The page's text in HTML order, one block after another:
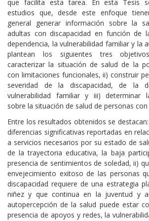
que facilita esta tarea. En esta Tesis
estudios que, desde este enfoque
general generar información sobre la
adultas con discapacidad en función de
dependencia, la vulnerabilidad familiar y la
plantean los siguientes tres
caracterizar la situación de salud de la
con limitaciones funcionales, ii) construir
severidad de la discapacidad, de la
vulnerabilidad familiar y iii) determinar
sobre la situación de salud de personas con
Entre los resultados obtenidos se
diferencias significativas reportadas en
a servicios necesarios por su estado de
de la trayectoria educativa, la baja
presencia de sentimientos de soledad, ii)
envejecimiento exitoso de las personas
discapacidad requiere de una estrategia
niñez y que continua en la juventud y
autopercepción de la salud puede estar
presencia de apoyos y redes, la